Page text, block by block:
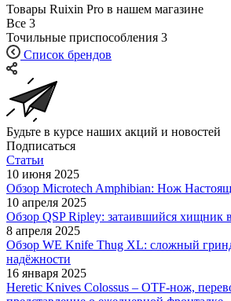
Товары Ruixin Pro в нашем магазине
Все 3
Точильные приспособления 3
Список брендов
Будьте в курсе наших акций и новостей
Подписаться
Статьи
10 июня 2025
Обзор Microtech Amphibian: Нож
10 апреля 2025
Обзор QSP Ripley: затаившийся хищник
8 апреля 2025
Обзор WE Knife Thug XL: сложный
надёжности
16 января 2025
Heretic Knives Colossus – OTF-нож,